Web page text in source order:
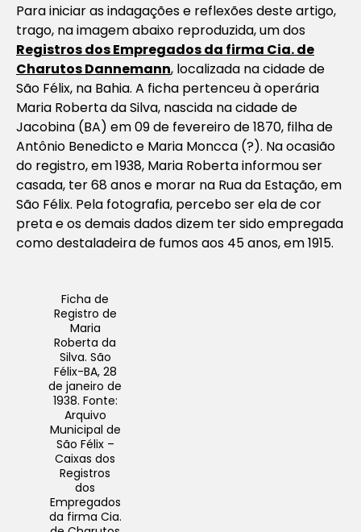
Para iniciar as indagações e reflexões deste artigo,
trago, na imagem abaixo reproduzida, um dos
Registros dos Empregados da firma Cia. de
Charutos Dannemann, localizada na cidade de
São Félix, na Bahia. A ficha pertenceu à operária
Maria Roberta da Silva, nascida na cidade de
Jacobina (BA) em 09 de fevereiro de 1870, filha de
Antônio Benedicto e Maria Moncca (?). Na ocasião
do registro, em 1938, Maria Roberta informou ser
casada, ter 68 anos e morar na Rua da Estação, em
São Félix. Pela fotografia, percebo ser ela de cor
preta e os demais dados dizem ter sido empregada
como destaladeira de fumos aos 45 anos, em 1915.
Ficha de
Registro de
Maria
Roberta da
Silva. São
Félix-BA, 28
de janeiro de
1938. Fonte:
Arquivo
Municipal de
São Félix –
Caixas dos
Registros
dos
Empregados
da firma Cia.